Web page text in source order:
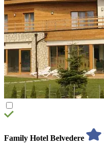
Family Hotel Belvedere